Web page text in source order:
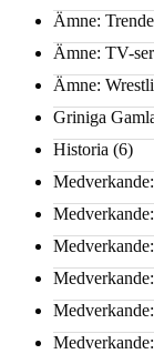
Ämne:
Ämne: TV-
Ämne:
Griniga
Historia (6)